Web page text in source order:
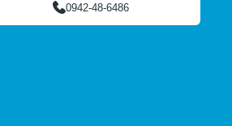
0942-48-6486